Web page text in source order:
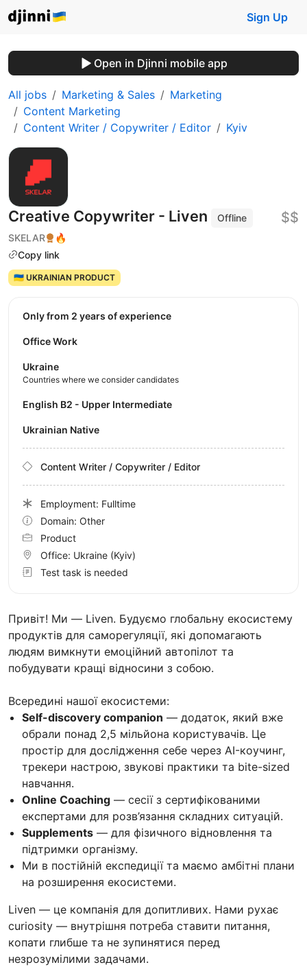
Sign Up
Open in Djinni mobile app
All jobs Marketing & Sales
Marketing
Content Marketing
Content Writer / Copywriter / Editor
Kyiv
Creative Copywriter - Liven
Offline
SKELAR
🔥
Copy link
$$
🇺🇦 UKRAINIAN PRODUCT
Привіт! Ми — Liven. Будуємо глобальну екосистему
продуктів для саморегуляції, які допомагають
людям вимкнути емоційний автопілот та
побудувати кращі відносини з собою.
Всередині нашої екосистеми:
Self-discovery companion — додаток, який вже
обрали понад 2,5 мільйона користувачів. Це
простір для дослідження себе через AI-коучинг,
трекери настрою, звукові практики та bite-sized
навчання.
Online Coaching — сесії з сертифікованими
експертами для розв’язання складних ситуацій.
Supplements — для фізичного відновлення та
підтримки організму.
Ми в постійній експедиції та маємо амбітні плани
на розширення екосистеми.
Liven — це компанія для допитливих. Нами рухає
curiosity — внутрішня потреба ставити питання,
копати глибше та не зупинятися перед
незрозумілими задачами.
Only from 2 years of experience
Office Work
Ukraine
Countries where we consider candidates
English B2 - Upper Intermediate
Ukrainian Native
Content Writer / Copywriter / Editor
Employment: Fulltime
Domain: Other
Product
Office: Ukraine (Kyiv)
Test task is needed